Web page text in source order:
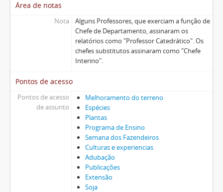
Área de notas
Nota
Alguns Professores, que exerciam a função de
Chefe de Departamento, assinaram os
relatórios como "Professor Catedrático". Os
chefes substitutos assinaram como "Chefe
Interino".
Pontos de acesso
Pontos de acesso
de assunto
Melhoramento do terreno
Espécies
Plantas
Programa de Ensino
Semana dos Fazendeiros
Culturas e experiencias
Adubação
Publicações
Extensão
Soja